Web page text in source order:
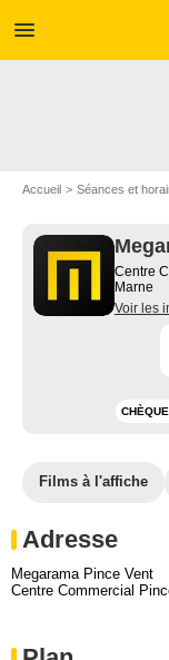
menu
Accueil Séances et
Centre
Marne
Voir les
Films à l'affiche
Adresse
Megarama Pince Vent
Centre Commercial